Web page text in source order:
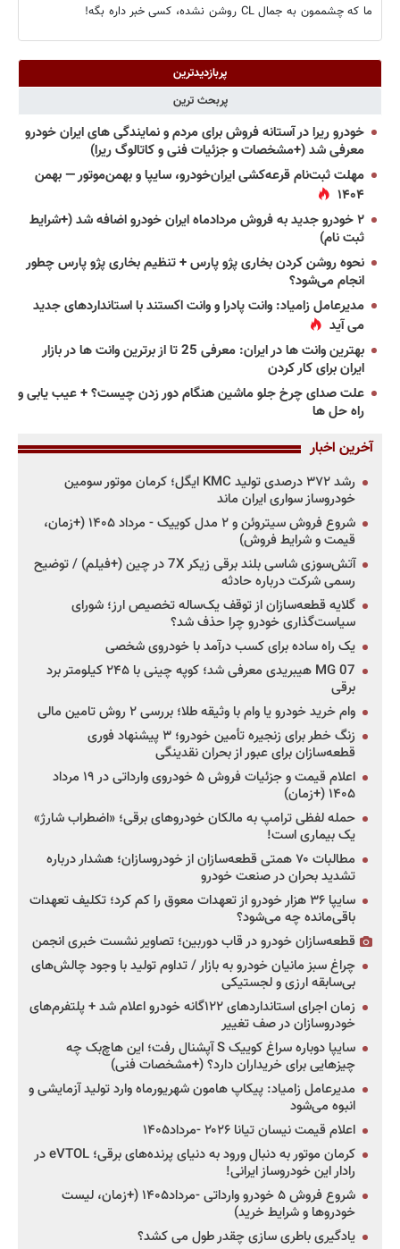
ما که چشممون به جمال CL روشن نشده، کسی خبر داره بگه!
پربازدیدترین
پربحث ترین
خودرو ریرا در آستانه فروش برای مردم و نمایندگی های ایران خودرو
معرفی شد (+مشخصات و جزئیات فنی و کاتالوگ ریرا)
مهلت ثبت‌نام قرعه‌کشی ایران‌خودرو، سایپا و بهمن‌موتور — بهمن
۱۴۰۴
۲ خودرو جدید به فروش مردادماه ایران خودرو اضافه شد (+شرایط
ثبت نام)
نحوه روشن کردن بخاری پژو پارس + تنظیم بخاری پژو پارس چطور
انجام می‌شود؟
مدیرعامل زامیاد: وانت پادرا و وانت اکستند با استانداردهای جدید
می آید
بهترین وانت ها در ایران: معرفی 25 تا از برترین وانت ها در بازار
ایران برای کار کردن
علت صدای چرخ جلو ماشین هنگام دور زدن چیست؟ + عیب یابی و
راه حل ها
آخرین اخبار
رشد ۳۷۲ درصدی تولید KMC ایگل؛ کرمان موتور سومین
خودروساز سواری ایران ماند
شروع فروش سیتروئن و ۲ مدل کوییک - مرداد ۱۴۰۵ (+زمان،
قیمت و شرایط فروش)
آتش‌سوزی شاسی بلند برقی زیکر 7X در چین (+فیلم) / توضیح
رسمی شرکت درباره حادثه
گلایه قطعه‌سازان از توقف یک‌ساله تخصیص ارز؛ شورای
سیاست‌گذاری خودرو چرا حذف شد؟
یک راه ساده برای کسب درآمد با خودروی شخصی
MG 07 هیبریدی معرفی شد؛ کوپه چینی با ۲۴۵ کیلومتر برد
برقی
وام خرید خودرو یا وام با وثیقه طلا؛ بررسی ۲ روش تامین مالی
زنگ خطر برای زنجیره تأمین خودرو؛ ۳ پیشنهاد فوری
قطعه‌سازان برای عبور از بحران نقدینگی
اعلام قیمت و جزئیات فروش ۵ خودروی وارداتی در ۱۹ مرداد
۱۴۰۵ (+زمان)
حمله لفظی ترامپ به مالکان خودروهای برقی؛ «اضطراب شارژ»
یک بیماری است!
مطالبات ۷۰ همتی قطعه‌سازان از خودروسازان؛ هشدار درباره
تشدید بحران در صنعت خودرو
سایپا ۳۶ هزار خودرو از تعهدات معوق را کم کرد؛ تکلیف تعهدات
باقی‌مانده چه می‌شود؟
قطعه‌سازان خودرو در قاب دوربین؛ تصاویر نشست خبری انجمن
چراغ سبز مانیان خودرو به بازار / تداوم تولید با وجود چالش‌های
بی‌سابقه ارزی و لجستیکی
زمان اجرای استانداردهای ۱۲۲گانه خودرو اعلام شد + پلتفرم‌های
خودروسازان در صف تغییر
سایپا دوباره سراغ کوییک S آپشنال رفت؛ این هاچ‌بک چه
چیزهایی برای خریداران دارد؟ (+مشخصات فنی)
مدیرعامل زامیاد: پیکاپ هامون شهریورماه وارد تولید آزمایشی و
انبوه می‌شود
اعلام قیمت نیسان تیانا ۲۰۲۶ -مرداد۱۴۰۵
کرمان موتور به دنبال ورود به دنیای پرنده‌های برقی؛ eVTOL در
رادار این خودروساز ایرانی!
شروع فروش ۵ خودرو وارداتی -مرداد۱۴۰۵ (+زمان، لیست
خودروها و شرایط خرید)
یادگیری باطری سازی چقدر طول می کشد؟